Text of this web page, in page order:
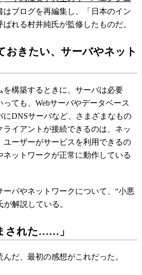
はブログを再編集し、「日本のイン
れる村井純氏が監修したものだ。
おきたい、サーバやネット
構築するときに、サーバは必要
ても、Webサーバやデータベース
にDNSサーバなど、さまざまなもの
ライアントが接続できるのは、ネッ
ユーザーがサービスを利用できるの
ネットワークが正常に動作している
バやネットワークについて、“小悪
が解説している。
された……」
だ、最初の感想がこれだった。